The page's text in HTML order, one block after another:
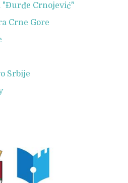
"Đurđe Crnojević"
Crne Gore
Srbije